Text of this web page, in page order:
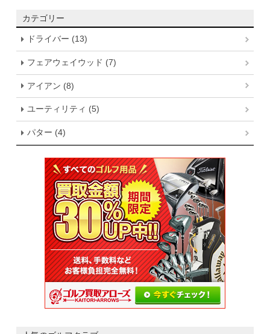
カテゴリー
ドライバー (13)
フェアウェイウッド (7)
アイアン (8)
ユーティリティ (5)
パター (4)